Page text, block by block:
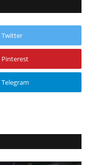
Twitter
Pinterest
Telegram